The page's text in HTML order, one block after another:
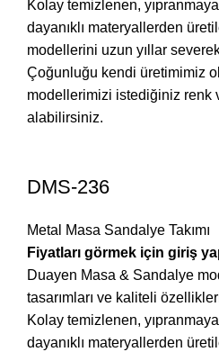
Kolay temizlenen,
dayanıklı materyallerden
modellerini uzun yıllar
Çoğunluğu kendi üretimimiz
modellerimizi istediğiniz renk
alabilirsiniz.
DMS-236
Metal Masa Sandalye Takımı
Fiyatları görmek için giriş
Duayen Masa & Sandalye
tasarımları ve kaliteli
Kolay temizlenen,
dayanıklı materyallerden